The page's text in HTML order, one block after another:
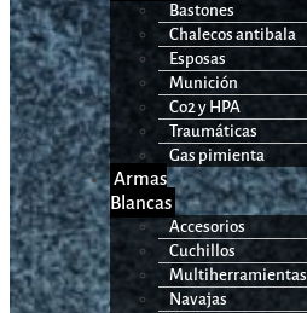
Bastones
Chalecos antibala
Esposas
Munición
Co2 y HPA
Traumáticas
Gas pimienta
Armas
Blancas
Accesorios
Cuchillos
Multiherramientas
Navajas